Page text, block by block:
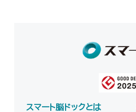
スマート脳ドックとは